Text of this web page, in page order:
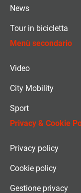
News
Tour in bicicletta
Menù secondario
Video
City Mobility
Sport
Privacy & Cookie
Privacy policy
Cookie policy
Gestione privacy